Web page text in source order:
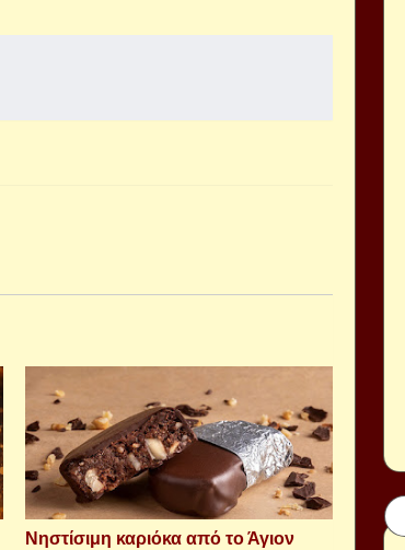
Νηστίσιμη καριόκα από το Άγιον